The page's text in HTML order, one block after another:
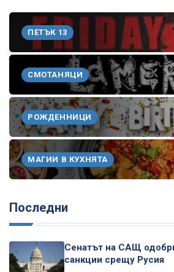
ПЕТЪК 13
СМОТАНЯЦИ
РОЖДЕННИЦИ
МАГИИ В КУХНЯТА
Последни
Сенатът на САЩ
санкции срещу Русия